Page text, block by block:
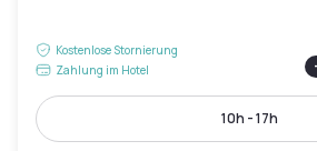
Kostenlose Stornierung
Zahlung im Hotel
10h - 17h